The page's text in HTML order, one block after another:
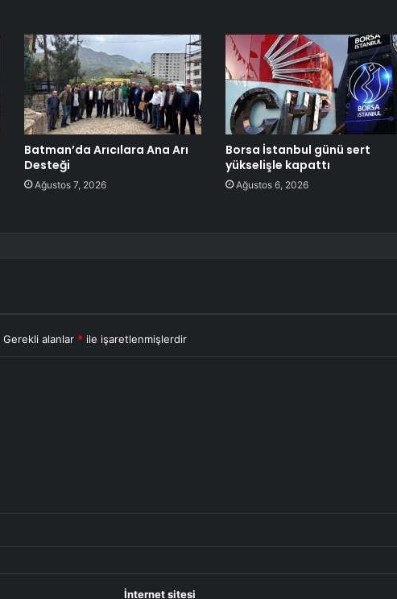
Batman’da Arıcılara Ana Arı
Desteği
Ağustos 7, 2026
Borsa İstanbul günü sert
yükselişle kapattı
Ağustos 6, 2026
Gerekli alanlar * ile işaretlenmişlerdir
İnternet sitesi